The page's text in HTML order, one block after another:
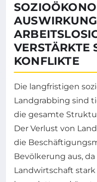
VERSTÄRKTE
KONFLIKTE
Die langfristigen
Landgrabbing sind
die gesamte
Der Verlust von
die
Bevölkerung aus,
Landwirtschaft